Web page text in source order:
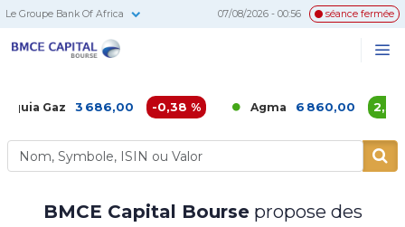
Le Groupe Bank Of Africa 07/08/2026 - 00:56 séance fermée
Gaz 3 686,00 -0,38 % Agma 6 860,00 2,39 %
BMCE Capital Boursepropose des